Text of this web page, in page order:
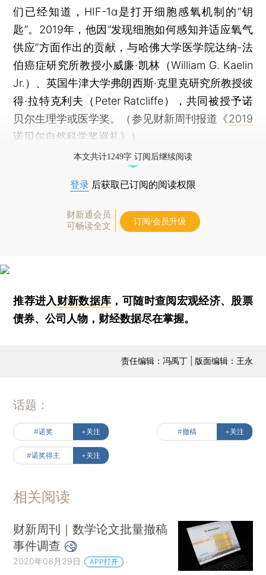
们已经知道，HIF-1α是打开细胞感氧机制的“钥
匙”。2019年，他因“发现细胞如何感知并适应氧气
供应”方面作出的贡献，与哈佛大学医学院达纳-法
伯癌症研究所教授小威廉·凯林（William G. Kaelin
Jr.）、英国牛津大学弗朗西斯·克里克研究所教授彼
得·拉特克利夫（Peter Ratcliffe），共同被授予诺
贝尔生理学或医学奖。（参见财新周刊报道《2019
诺贝尔自然科学奖巡礼 》）
本文共计1249字 订阅后继续阅读
登录 后获取已订阅的阅读权限
财新通会员
可畅读全文
订阅/会员升级
推荐进入财新数据库 ，可随时查阅宏观经济、股票
债券、公司人物，财经数据尽在掌握。
责任编辑：冯禹丁 | 版面编辑：王永
话题：
#诺奖 +关注 #撤稿 +关注
#诺奖得主 +关注
相关阅读
财新周刊｜数学论文批量撤稿
事件调查
2020年08月29日 APP打开